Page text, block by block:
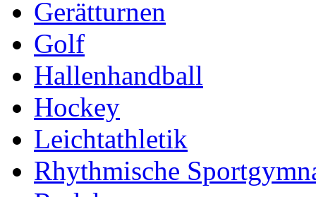
Gerätturnen
Golf
Hallenhandball
Hockey
Leichtathletik
Rhythmische